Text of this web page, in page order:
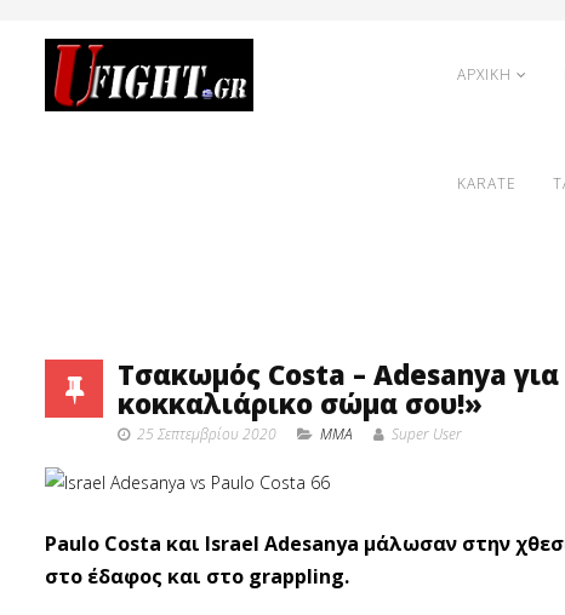
ΑΡΧΙΚΗ
KARATE
Τσακωμός Costa – Adesanya
κοκκαλιάρικο σώμα σου!»
25 Σεπτεμβρίου 2020 MMA Super User
Paulo Costa και Israel Adesanya μάλωσαν στην
στο έδαφος και στο grappling.